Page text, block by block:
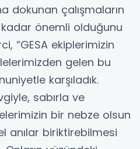
dokunan çalışmaların
önemli olduğunu
“GESA ekiplerimizin
gelen bu
karşıladık.
sabırla ve
bir nebze olsun
anılar biriktirebilmesi